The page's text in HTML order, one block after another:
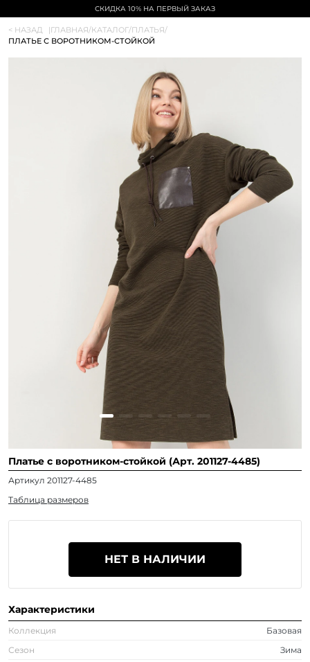
СКИДКА 10% НА ПЕРВЫЙ ЗАКАЗ
< НАЗАД |ГЛАВНАЯ/КАТАЛОГ/ПЛАТЬЯ/
ПЛАТЬЕ С ВОРОТНИКОМ-СТОЙКОЙ
Платье с воротником-стойкой (Арт. 201127-4485)
Артикул 201127-4485
Таблица размеров
НЕТ В НАЛИЧИИ
Характеристики
Коллекция
Базовая
Сезон
Зима